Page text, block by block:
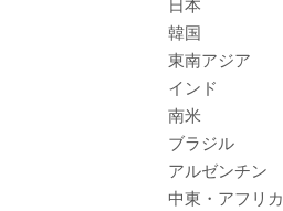
日本
韓国
東南アジア
インド
南米
ブラジル
アルゼンチン
中東・アフリカ